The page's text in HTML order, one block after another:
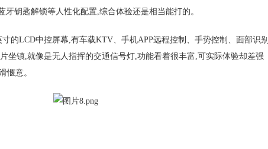
牙钥匙解锁等人性化配置,综合体验还是相当能打的。
的LCD中控屏幕,有车载KTV、手机APP远程控制、手势控制、面部识别
坐镇,就像是无人指挥的交通信号灯,功能看着很丰富,可实际体验却差强
惬意。